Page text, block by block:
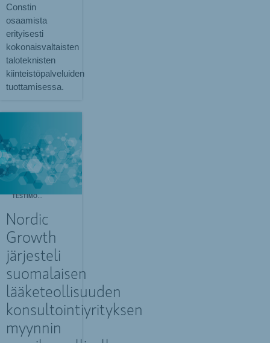
Constin
osaamista
erityisesti
kokonaisvaltaisten
taloteknisten
kiinteistöpalveluiden
tuottamisessa.
TESTIMONIALS
Nordic
Growth
järjesteli
suomalaisen
lääketeollisuuden
konsultointiyrityksen
myynnin